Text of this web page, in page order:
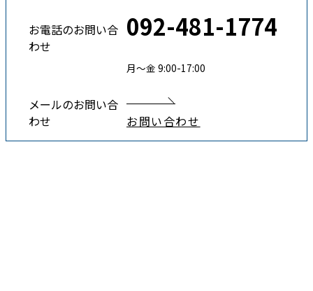
お電話のお問い合
わせ
092-481-1774
月〜金 9:00-17:00
メールのお問い合
わせ
お問い合わせ